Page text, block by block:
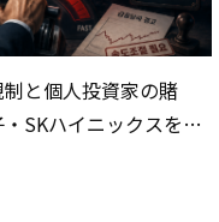
と個人投資家の賭
SKハイニックスを巡